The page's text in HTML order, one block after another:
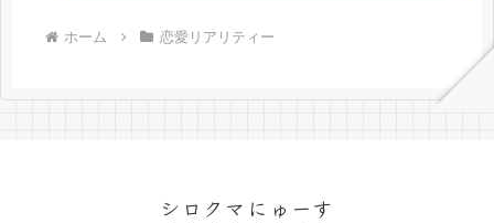
ホーム 恋愛リアリティー
シロクマにゅーす